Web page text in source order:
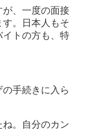
が、一度の面接
。日本人もそ
イトの方も、特
手続きに入ら
。自分のカン